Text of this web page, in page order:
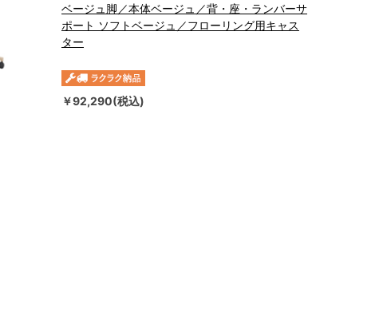
ベージュ脚／本体ベージュ／背・座・ランバーサ
ポート ソフトベージュ／フローリング用キャス
ター
￥92,290(税込)